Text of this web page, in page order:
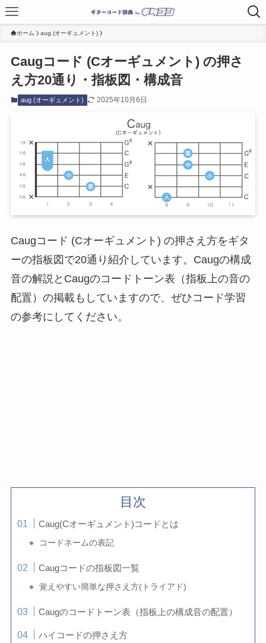
ホーム aug (オーギュメント)
Caugコード (Cオーギュメント) の押さ
え方20通り・指板図・構成音
aug (オーギュメント) 2025年10月6日
Caugコード (Cオーギュメント) の押さえ方をギタ
ーの指板図で20通り紹介しています。Caugの構成
音の解説とCaugのコードトーン表（指板上の音の
配置）の掲載もしていますので、ぜひコード学習
の参考にしてください。
目次
Caug(Cオーギュメント)コードとは
コードネームの表記
Caugコードの指板図一覧
覚えやすい簡単な押さえ方(トライアド)
Caugのコードトーン表（指板上の構成音の配置）
ハイコードの押さえ方